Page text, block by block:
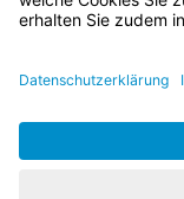
BayernPortal
Impressum